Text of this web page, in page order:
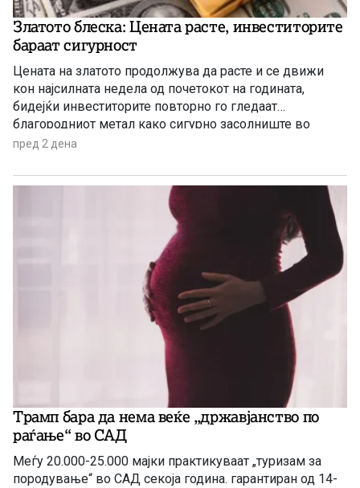
Златото блеска: Цената расте, инвеститорите
бараат сигурност
Цената на златото продолжува да расте и се движи
кон најсилната недела од почетокот на годината,
бидејќи инвеститорите повторно го гледаат
благородниот метал како сигурно засолниште во
услови на глобална економска неизвесност.
пред 2 дена
Трамп бара да нема веќе „државјанство по
раѓање“ во САД
Меѓу 20.000-25.000 мајки практикуваат „туризам за
породување“ во САД секоја година. гарантиран од 14-